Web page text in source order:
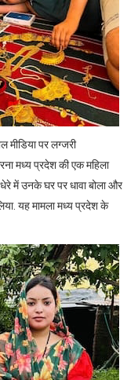
पर लग्जरी
मध्य प्रदेश की एक महिला
में उनके घर पर धावा बोला और
यह मामला मध्य प्रदेश के